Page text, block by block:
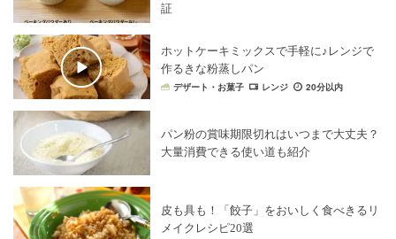
証
ホットケーキミックスで手軽に♪レンジで
作るきな粉蒸しパン
デザート・お菓子 レンジ 20分以内
パン粉の賞味期限切れはいつまで大丈夫？
大量消費できる使い道も紹介
皮も具も！「餃子」をおいしく食べきるリ
メイクレシピ20選